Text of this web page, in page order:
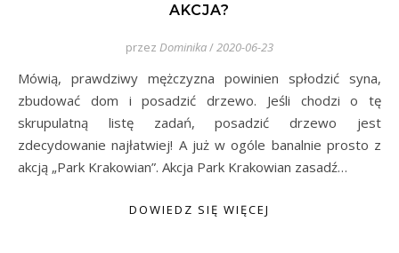
AKCJA?
przez Dominika/2020-06-23
Mówią, prawdziwy mężczyzna powinien spłodzić syna,
zbudować dom i posadzić drzewo. Jeśli chodzi o tę
skrupulatną listę zadań, posadzić drzewo jest
zdecydowanie najłatwiej! A już w ogóle banalnie prosto z
akcją „Park Krakowian”. Akcja Park Krakowian zasadź…
DOWIEDZ SIĘ WIĘCEJ